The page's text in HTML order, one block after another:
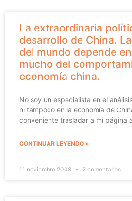
La extraordinaria
desarrollo de China.
del mundo depende
mucho del
economía china.
No soy un especialista en el
ni tampoco en la economía de
conveniente trasladar a mi página
CONTINUAR LEYENDO »
11 noviembre 2008 2 comentarios